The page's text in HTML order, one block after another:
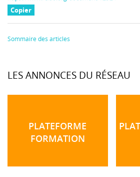
Copier
Sommaire des articles
LES ANNONCES DU RÉSEAU
PLATEFORME
FORMATION